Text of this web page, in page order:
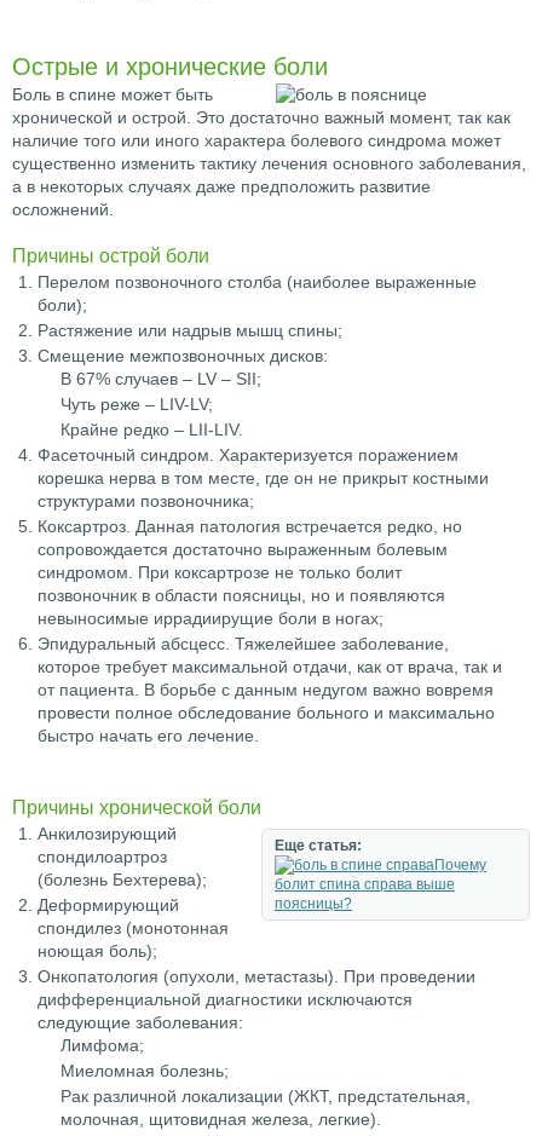
Острые и хронические боли
Боль в спине может быть
хронической и острой. Это достаточно важный момент, так как
наличие того или иного характера болевого синдрома может
существенно изменить тактику лечения основного заболевания,
а в некоторых случаях даже предположить развитие
осложнений.
Причины острой боли
Перелом позвоночного столба (наиболее выраженные
боли);
Растяжение или надрыв мышц спины;
Смещение межпозвоночных дисков:
В 67% случаев – LV – SII;
Чуть реже – LIV-LV;
Крайне редко – LII-LIV.
Фасеточный синдром. Характеризуется поражением
корешка нерва в том месте, где он не прикрыт костными
структурами позвоночника;
Коксартроз. Данная патология встречается редко, но
сопровождается достаточно выраженным болевым
синдромом. При коксартрозе не только болит
позвоночник в области поясницы, но и появляются
невыносимые иррадиирущие боли в ногах;
Эпидуральный абсцесс. Тяжелейшее заболевание,
которое требует максимальной отдачи, как от врача, так и
от пациента. В борьбе с данным недугом важно вовремя
провести полное обследование больного и максимально
быстро начать его лечение.
Причины хронической боли
Еще статья:
Почему
болит спина справа выше
поясницы?
Анкилозирующий
спондилоартроз
(болезнь Бехтерева);
Деформирующий
спондилез (монотонная
ноющая боль);
Онкопатология (опухоли, метастазы). При проведении
дифференциальной диагностики исключаются
следующие заболевания:
Лимфома;
Миеломная болезнь;
Рак различной локализации (ЖКТ, предстательная,
молочная, щитовидная железа, легкие).